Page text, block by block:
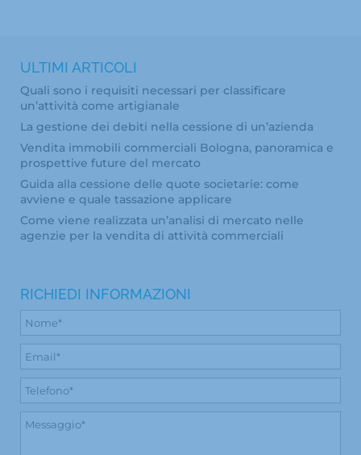
ULTIMI ARTICOLI
Quali sono i requisiti necessari per classificare
un’attività come artigianale
La gestione dei debiti nella cessione di un’azienda
Vendita immobili commerciali Bologna, panoramica e
prospettive future del mercato
Guida alla cessione delle quote societarie: come
avviene e quale tassazione applicare
Come viene realizzata un’analisi di mercato nelle
agenzie per la vendita di attività commerciali
RICHIEDI INFORMAZIONI